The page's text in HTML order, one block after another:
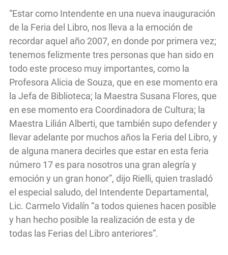
“Estar como Intendente en una nueva inauguración
de la Feria del Libro, nos lleva a la emoción de
recordar aquel año 2007, en donde por primera vez;
tenemos felizmente tres personas que han sido en
todo este proceso muy importantes, como la
Profesora Alicia de Souza, que en ese momento era
la Jefa de Biblioteca; la Maestra Susana Flores, que
en ese momento era Coordinadora de Cultura; la
Maestra Lilián Alberti, que también supo defender y
llevar adelante por muchos años la Feria del Libro, y
de alguna manera decirles que estar en esta feria
número 17 es para nosotros una gran alegría y
emoción y un gran honor”, dijo Rielli, quien trasladó
el especial saludo, del Intendente Departamental,
Lic. Carmelo Vidalín “a todos quienes hacen posible
y han hecho posible la realización de esta y de
todas las Ferias del Libro anteriores”.